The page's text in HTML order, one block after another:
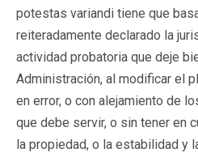
potestas variandi tiene que
reiteradamente declarado la
actividad probatoria que deje
Administración, al modificar el
en error, o con alejamiento de
que debe servir, o sin tener en
la propiedad, o la estabilidad y